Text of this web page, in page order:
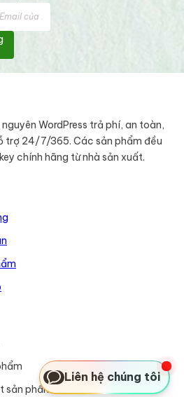
WordPress trả phí, an toàn,
trợ 24/7/365. Các sản phẩm đều
chính hãng từ nhà sản xuất.
sản phẩm
Liên hệ chúng tôi